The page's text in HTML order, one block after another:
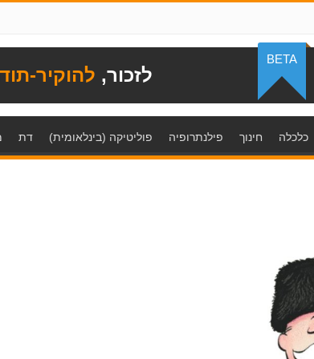
לזכור, להוקיר-
BETA
כלכלה חינוך פילנתרופיה פוליטיקה (בינלאומית) דת